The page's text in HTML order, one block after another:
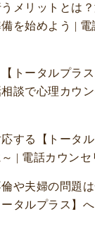
メリットとは
を始めよう |
トータルプラ
談で心理カウ
する【トータ
| 電話カウン
や夫婦の問題
タルプラス】へ